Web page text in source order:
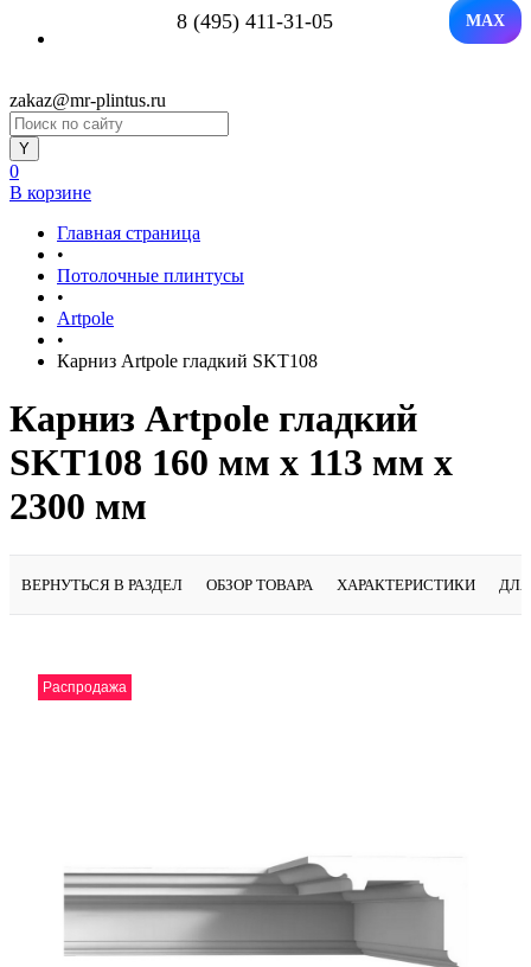
8 (495) 411-31-05 MAX
zakaz@mr-plintus.ru
0
В корзине
Главная страница
•
Потолочные плинтусы
•
Artpole
•
Карниз Artpole гладкий SKT108
Карниз Artpole гладкий
SKT108 160 мм х 113 мм х
2300 мм
ВЕРНУТЬСЯ В РАЗДЕЛ ОБЗОР ТОВАРА ХАРАКТЕРИСТИКИ
Распродажа